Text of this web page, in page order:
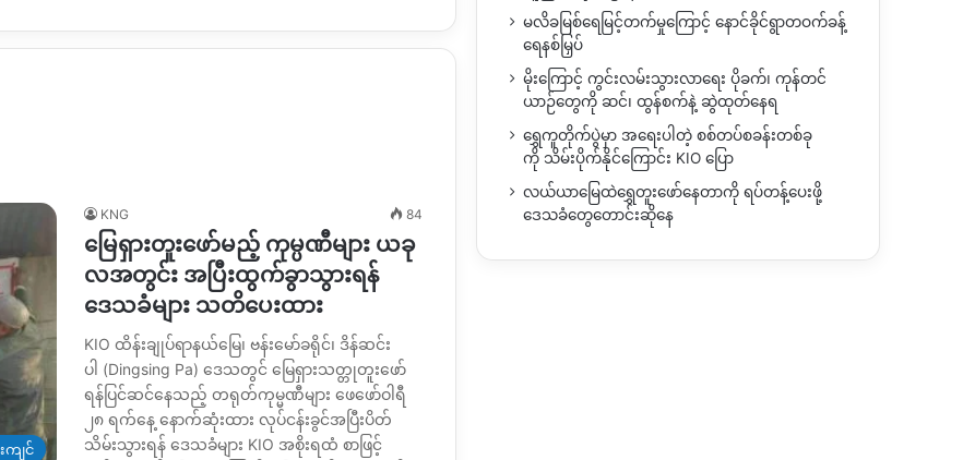
ကျင်
KNG 84
မြေရှားတူးဖော်မည့် ကုမ္ပဏီများ ယခု
လအတွင်း အပြီးထွက်ခွာသွားရန်
ဒေသခံများ သတိပေးထား
KIO ထိန်းချုပ်ရာနယ်မြေ၊ ဗန်းမော်ခရိုင်၊ ဒိန်ဆင်း
ပါ (Dingsing Pa) ဒေသတွင် မြေရှားသတ္တုတူးဖော်
ရန်ပြင်ဆင်နေသည့် တရုတ်ကုမ္မဏီများ ဖေဖော်ဝါရီ
၂၈ ရက်နေ့ နောက်ဆုံးထား လုပ်ငန်းခွင်အပြီးပိတ်
သိမ်းသွားရန် ဒေသခံများ KIO အစိုးရထံ စာဖြင့်
မလိခမြစ်ရေမြင့်တက်မှုကြောင့် နောင်ခိုင်ရွာတဝက်ခန့်
ရေနစ်မြှပ်
မိုးကြောင့် ကွင်းလမ်းသွားလာရေး ပိုခက်၊ ကုန်တင်
ယာဉ်တွေကို ဆင်၊ ထွန်စက်နဲ့ ဆွဲထုတ်နေရ
ရွှေကူတိုက်ပွဲမှာ အရေးပါတဲ့ စစ်တပ်စခန်းတစ်ခု
ကို သိမ်းပိုက်နိုင်ကြောင်း KIO ပြော
လယ်ယာမြေထဲရွှေတူးဖော်နေတာကို ရပ်တန့်ပေးဖို့
ဒေသခံတွေတောင်းဆိုနေ